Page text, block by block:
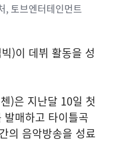
, 토브엔터테인먼트
)이 데뷔 활동을 성
)은 지난달 10일 첫
발매하고 타이틀곡
의 음악방송을 성료